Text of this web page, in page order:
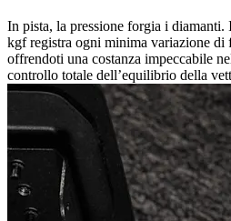
In pista, la pressione forgia i
kgf registra ogni minima variazione di
offrendoti una costanza impeccabile
controllo totale dell’equilibrio della